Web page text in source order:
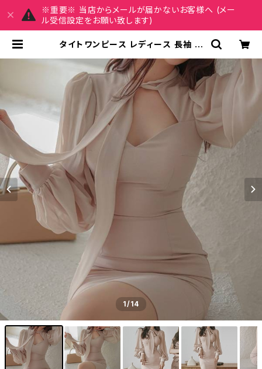
※重要※ 当店からメールが届かないお客様へ (メー
ル受信設定をお願い致します)
タイトワンピース レディース 長袖 リ
ンピース ベージュ 韓国ファッション
きれいめ エレガント 通勤 オフィス デ
ート 二次会 同窓会 パーティー 結婚
式 お呼ばれ 上品 大人女子 体型カバ
ー 春 秋 冬 ミニワンピ 着痩せ効果 美
シルエット S M L XL C-OSS0175
| REIRSE レイルセ 20代,30代,40
代 レディースファッション 通販
1/14